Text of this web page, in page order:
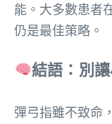
能。大多數患者
仍是最佳策略。
結語：別
彈弓指雖不致命